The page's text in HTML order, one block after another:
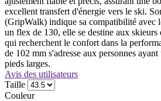
excellent transfert d'énergie vers le ski.
(GripWalk) indique sa compatibilité avec
un flex de 130, elle se destine aux skieurs
qui recherchent le confort dans la
de 102 mm s'adresse aux personnes
pieds larges.
Avis des utilisateurs
Taille
Couleur